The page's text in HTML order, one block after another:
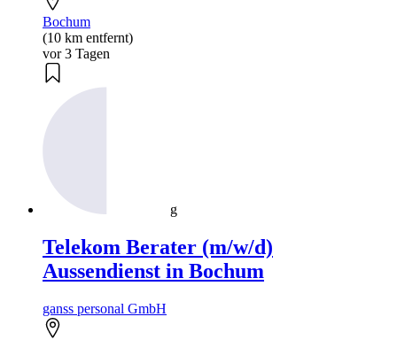
Bochum
(10 km entfernt)
vor 3 Tagen
g
Telekom Berater (m/w/d)
Aussendienst in Bochum
ganss personal GmbH